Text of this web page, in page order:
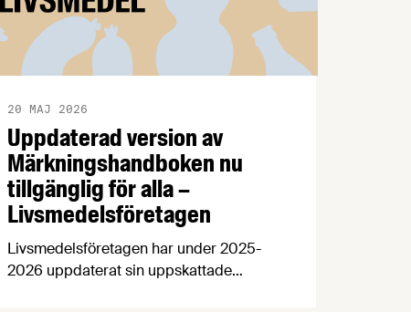
Uppdaterad version av
Märkningshandboken nu
tillgänglig för alla –
Livsmedelsföretagen
20 MAJ 2026
Livsmedelsföretagen har under 2025-
2026 uppdaterat sin uppskattade